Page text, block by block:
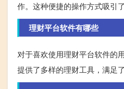
作。这种便捷的操作方式吸引
理财平台软件有哪些
对于喜欢使用理财平台软件的
提供了多样的理财工具，满足